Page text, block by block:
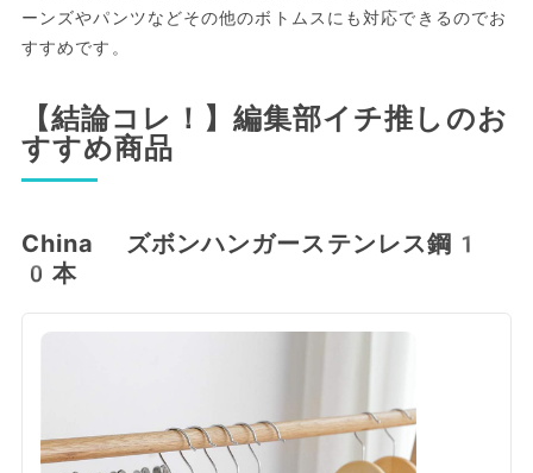
ーンズやパンツなどその他のボトムスにも対応できるのでお
すすめです。
【結論コレ！】編集部イチ推しのお
すすめ商品
China ズボンハンガーステンレス鋼1
0本